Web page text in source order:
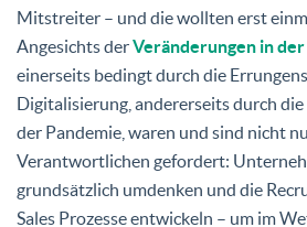
Mitstreiter – und die wollten erst
Angesichts derVeränderungen in
einerseits bedingt durch die
Digitalisierung, andererseits durch
der Pandemie, waren und sind nicht
Verantwortlichen gefordert:
grundsätzlich umdenken und die
Sales Prozesse entwickeln – um im